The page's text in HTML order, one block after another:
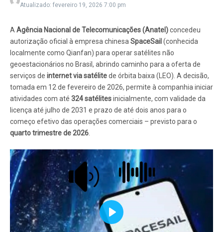
Atualizado: fevereiro 19, 2026 7:00 pm
A Agência Nacional de Telecomunicações (Anatel)concedeu
autorização oficial à empresa chinesa SpaceSail (conhecida
localmente como Qianfan) para operar satélites não
geoestacionários no Brasil, abrindo caminho para a oferta de
serviços de internet via satélitede órbita baixa (LEO). A decisão,
tomada em 12 de fevereiro de 2026, permite à companhia iniciar
atividades com até 324 satélitesinicialmente, com validade da
licença até julho de 2031 e prazo de até dois anos para o
começo efetivo das operações comerciais – previsto para o
quarto trimestre de 2026
Play